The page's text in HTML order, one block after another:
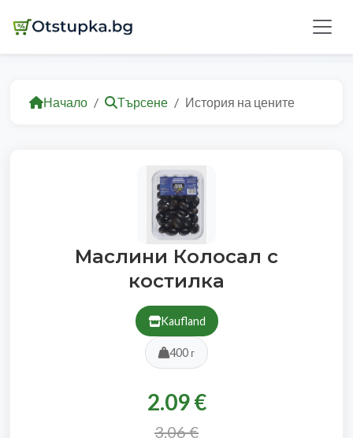
Начало Търсене История на цените
Маслини Кoлосал с
костилка
Kaufland
400 г
2.09 €
3.06 €